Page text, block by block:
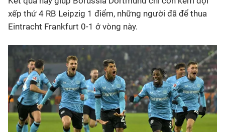
xếp thứ 4 RB Leipzig 1 điểm, những người đã để thua
Eintracht Frankfurt 0-1 ở vòng này.